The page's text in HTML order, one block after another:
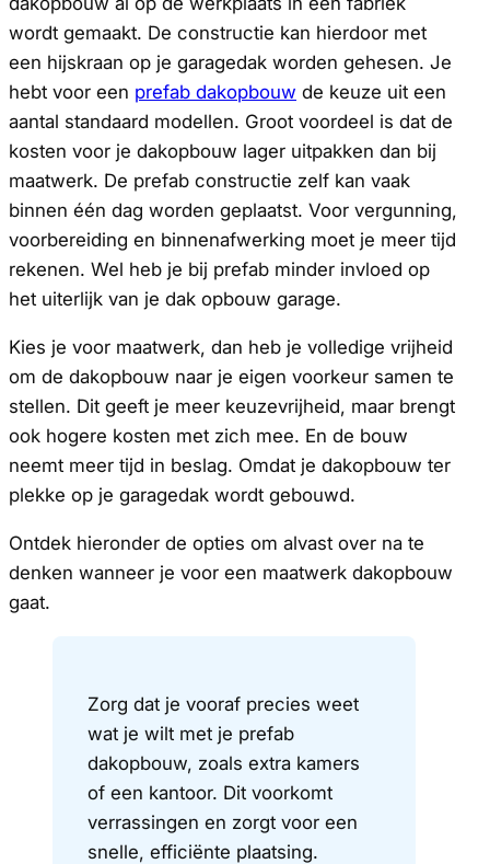
wordt gemaakt. De constructie kan hierdoor met
een hijskraan op je garagedak worden gehesen. Je
hebt voor een prefab dakopbouw de keuze uit een
aantal standaard modellen. Groot voordeel is dat de
kosten voor je dakopbouw lager uitpakken dan bij
maatwerk. De prefab constructie zelf kan vaak
binnen één dag worden geplaatst. Voor vergunning,
voorbereiding en binnenafwerking moet je meer tijd
rekenen. Wel heb je bij prefab minder invloed op
het uiterlijk van je dak opbouw garage.
Kies je voor maatwerk, dan heb je volledige vrijheid
om de dakopbouw naar je eigen voorkeur samen te
stellen. Dit geeft je meer keuzevrijheid, maar brengt
ook hogere kosten met zich mee. En de bouw
neemt meer tijd in beslag. Omdat je dakopbouw ter
plekke op je garagedak wordt gebouwd.
Ontdek hieronder de opties om alvast over na te
denken wanneer je voor een maatwerk dakopbouw
gaat.
Zorg dat je vooraf precies weet
wat je wilt met je prefab
dakopbouw, zoals extra kamers
of een kantoor. Dit voorkomt
verrassingen en zorgt voor een
snelle, efficiënte plaatsing.